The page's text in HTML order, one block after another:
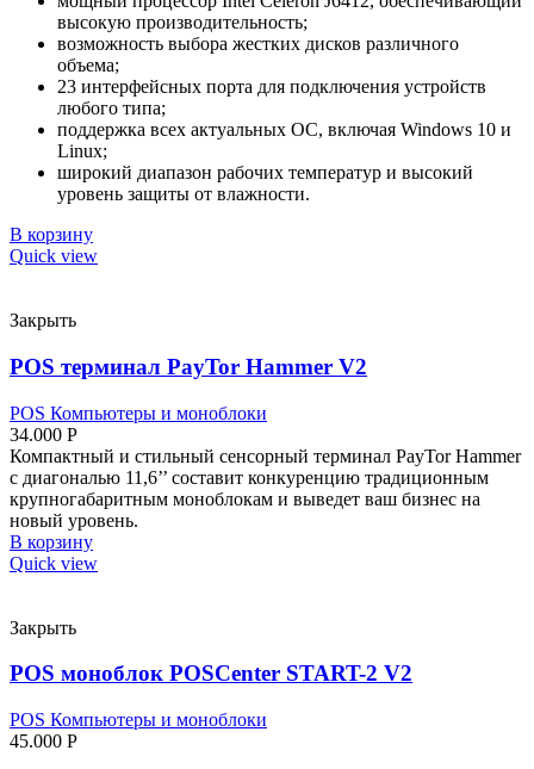
высокую производительность;
возможность выбора жестких дисков различного
объема;
23 интерфейсных порта для подключения устройств
любого типа;
поддержка всех актуальных ОС, включая Windows 10 и
Linux;
широкий диапазон рабочих температур и высокий
уровень защиты от влажности.
В корзину
Quick view
Закрыть
POS терминал PayTor Hammer V2
POS Компьютеры и моноблоки
34.000 Р
Компактный и стильный сенсорный терминал PayTor Hammer
с диагональю 11,6’’ составит конкуренцию традиционным
крупногабаритным моноблокам и выведет ваш бизнес на
новый уровень.
В корзину
Quick view
Закрыть
POS моноблок POSCenter START-2 V2
POS Компьютеры и моноблоки
45.000 Р